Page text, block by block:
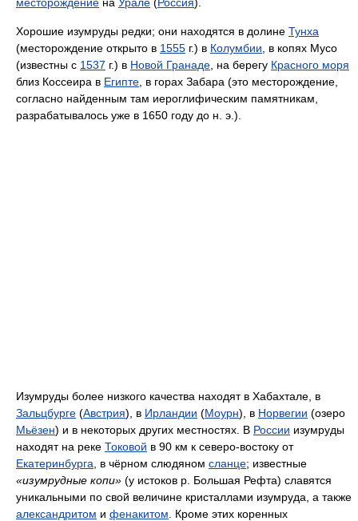
Хорошие изумруды редки; они находятся в долине Тунха
(месторождение открыто в 1555 г.) в Колумбии , в копях Мусо
(известны с 1537 г.) в Новой Гранаде , на берегу Красного моря
близ Коссеира в Египте , в горах Забара (это месторождение,
согласно найденным там иероглифическим памятникам,
разрабатывалось уже в 1650 году до н. э.).
Изумруды более низкого качества находят в Хабахтале, в
Зальцбурге (Австрия), в Ирландии (Моурн), в Норвегии (озеро
Мьёзен) и в некоторых других местностях. В России изумруды
находят на реке Токовой в 90 км к северо-востоку от
Екатеринбурга , в чёрном слюдяном сланце; известные
«изумрудные копи» (у истоков р. Большая Рефта) славятся
уникальными по свой величине кристаллами изумруда, а также
александритом и фенакитом . Кроме этих коренных